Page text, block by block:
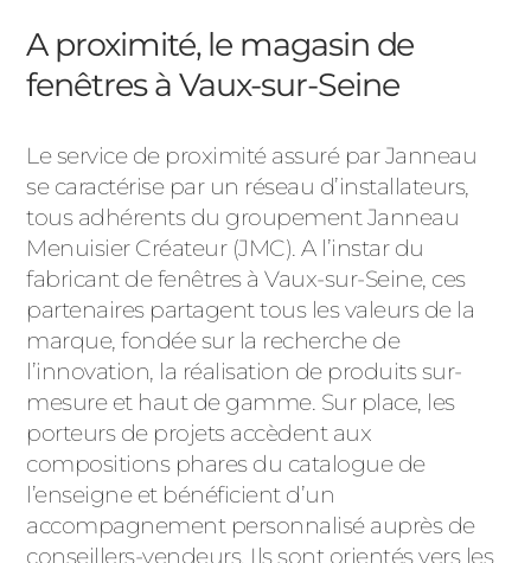
A proximité, le magasin de
fenêtres à Vaux-sur-Seine
Le service de proximité assuré par Janneau
se caractérise par un réseau d’installateurs,
tous adhérents du groupement Janneau
Menuisier Créateur (JMC). A l’instar du
fabricant de fenêtres à Vaux-sur-Seine, ces
partenaires partagent tous les valeurs de la
marque, fondée sur la recherche de
l’innovation, la réalisation de produits sur-
mesure et haut de gamme. Sur place, les
porteurs de projets accèdent aux
compositions phares du catalogue de
l’enseigne et bénéficient d’un
accompagnement personnalisé auprès de
conseillers-vendeurs. Ils sont orientés vers les